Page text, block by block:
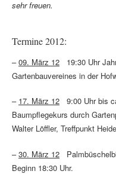
sehr freuen.
Termine 2012:
–09. März 1219:30 Uhr
Gartenbauvereines in der
– 17. März 129:00 Uhr bis
Baumpflegekurs durch
Walter Löffler, Treffpunkt
–30. März 12
Beginn 18:30 Uhr.